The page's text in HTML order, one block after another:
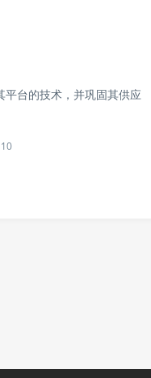
台的技术，并巩固其供应
10